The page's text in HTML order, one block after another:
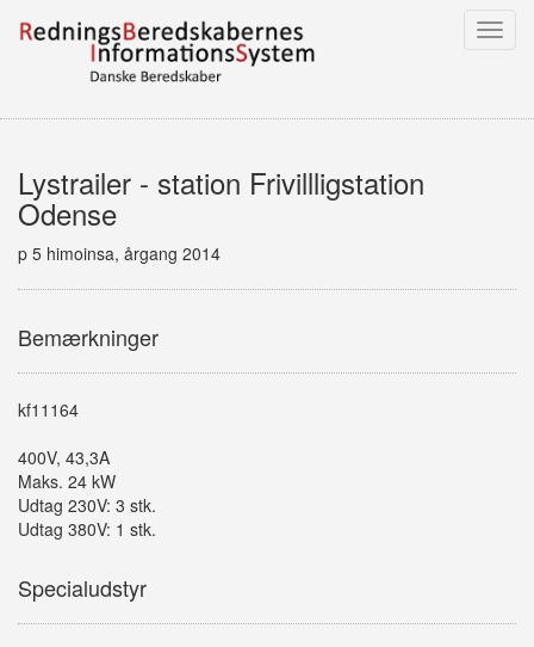
Lystrailer - station Frivillligstation
Odense
p 5 himoinsa, årgang 2014
Bemærkninger
kf11164
400V, 43,3A
Maks. 24 kW
Udtag 230V: 3 stk.
Udtag 380V: 1 stk.
Specialudstyr